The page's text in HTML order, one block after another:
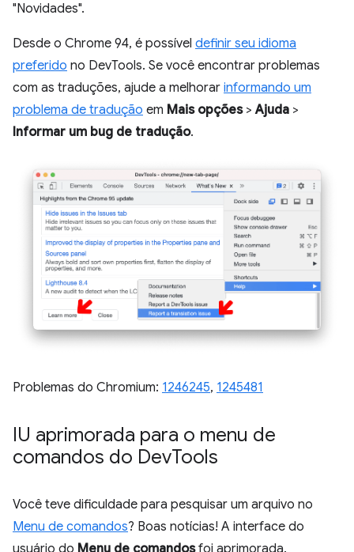
"Novidades".
Desde o Chrome 94, é possível definir seu idioma
preferido no DevTools. Se você encontrar problemas
com as traduções, ajude a melhorar informando um
problema de tradução em Mais opções>Ajuda >
Informar um bug de tradução.
Problemas do Chromium: 1246245, 1245481
IU aprimorada para o menu de
comandos do DevTools
Você teve dificuldade para pesquisar um arquivo no
Menu de comandos? Boas notícias! A interface do
usuário do Menu de comandosfoi aprimorada.